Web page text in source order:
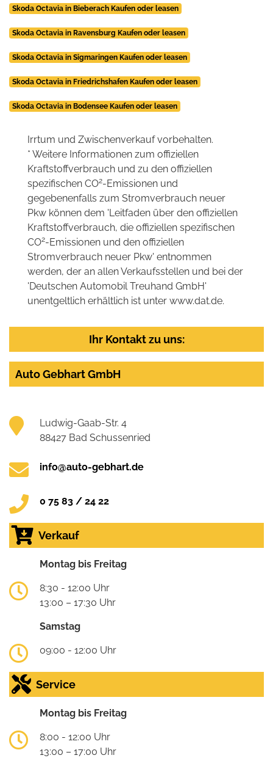
Skoda Octavia in Bieberach Kaufen oder leasen
Skoda Octavia in Ravensburg Kaufen oder leasen
Skoda Octavia in Sigmaringen Kaufen oder leasen
Skoda Octavia in Friedrichshafen Kaufen oder leasen
Skoda Octavia in Bodensee Kaufen oder leasen
Irrtum und Zwischenverkauf vorbehalten.
* Weitere Informationen zum offiziellen
Kraftstoffverbrauch und zu den offiziellen
spezifischen CO2-Emissionen und
gegebenenfalls zum Stromverbrauch neuer
Pkw können dem 'Leitfaden über den offiziellen
Kraftstoffverbrauch, die offiziellen spezifischen
CO2-Emissionen und den offiziellen
Stromverbrauch neuer Pkw' entnommen
werden, der an allen Verkaufsstellen und bei der
'Deutschen Automobil Treuhand GmbH'
unentgeltlich erhältlich ist unter www.dat.de.
Ihr Kontakt zu uns:
Auto Gebhart GmbH
Ludwig-Gaab-Str. 4
88427 Bad Schussenried
info@auto-gebhart.de
0 75 83 / 24 22
Verkauf
Montag bis Freitag
8:30 - 12:00 Uhr
13:00 – 17:30 Uhr
Samstag
09:00 - 12:00 Uhr
Service
Montag bis Freitag
8:00 - 12:00 Uhr
13:00 – 17:00 Uhr